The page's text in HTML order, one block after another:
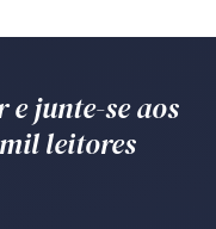
e junte-se aos
leitores